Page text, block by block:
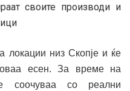
своите производи и
локации низ Скопје и ќе
есен. За време на
соочуваа со реални